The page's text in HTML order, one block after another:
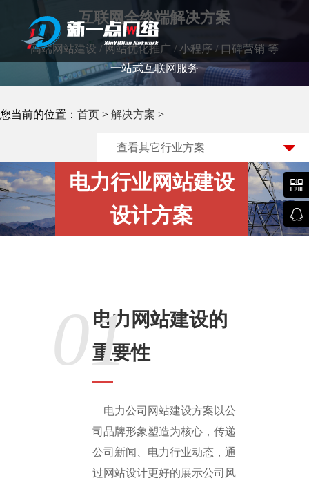
武汉网站建设
互联网全终端解决方案
高端网站建设 / 网站优化推广 / 小程序 / 口碑营销 等
一站式互联网服务
您当前的位置： 首页 > 解决方案 >
查看其它行业方案
电力行业网站建设
设计方案
01电力网站建设的
重要性
电力公司网站建设方案以公
司品牌形象塑造为核心，传递
公司新闻、电力行业动态，通
过网站设计更好的展示公司风

